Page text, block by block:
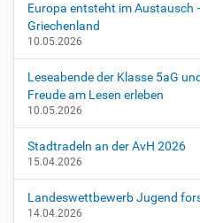
Europa entsteht im Austausch
Griechenland
10.05.2026
Leseabende der Klasse 5aG
Freude am Lesen erleben
10.05.2026
Stadtradeln an der AvH 2026
15.04.2026
Landeswettbewerb Jugend
14.04.2026